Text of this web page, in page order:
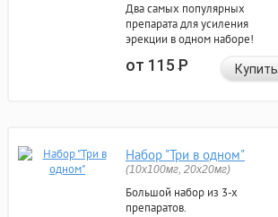
Два самых популярных
препарата для усиления
эрекции в одном наборе!
от 115Р Купить
Набор "Три в одном"
(10x100мг, 20x20мг)
Большой набор из 3-х
препаратов.